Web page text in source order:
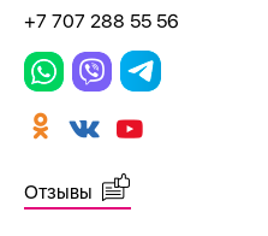
+7 707 288 55 56
Отзывы